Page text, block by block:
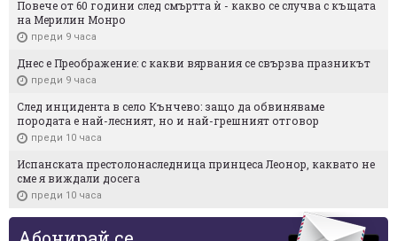
Повече от 60 години след смъртта ѝ - какво се случва с къщата
на Мерилин Монро
преди 9 часа
Днес е Преображение: с какви вярвания се свързва празникът
преди 9 часа
След инцидента в село Кънчево: защо да обвиняваме
породата е най-лесният, но и най-грешният отговор
преди 10 часа
Испанската престолонаследница принцеса Леонор, каквато не
сме я виждали досега
преди 10 часа